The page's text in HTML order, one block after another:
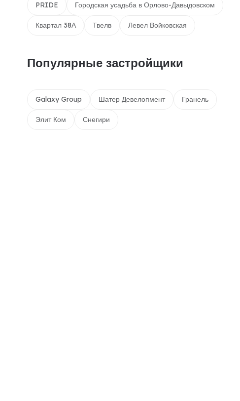
PRIDE Городская усадьба в Орлово-Давыдовском
Квартал 38А Твелв Левел Войковская
Популярные застройщики
Galaxy Group Шатер Девелопмент Гранель
Элит Ком Снегири